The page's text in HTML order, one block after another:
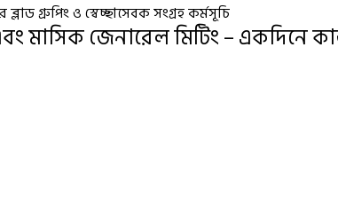
গ্রুপিং ও স্বেচ্ছাসেবক সংগ্রহ কর্মসূচি
এবং মাসিক জেনারেল মিটিং –